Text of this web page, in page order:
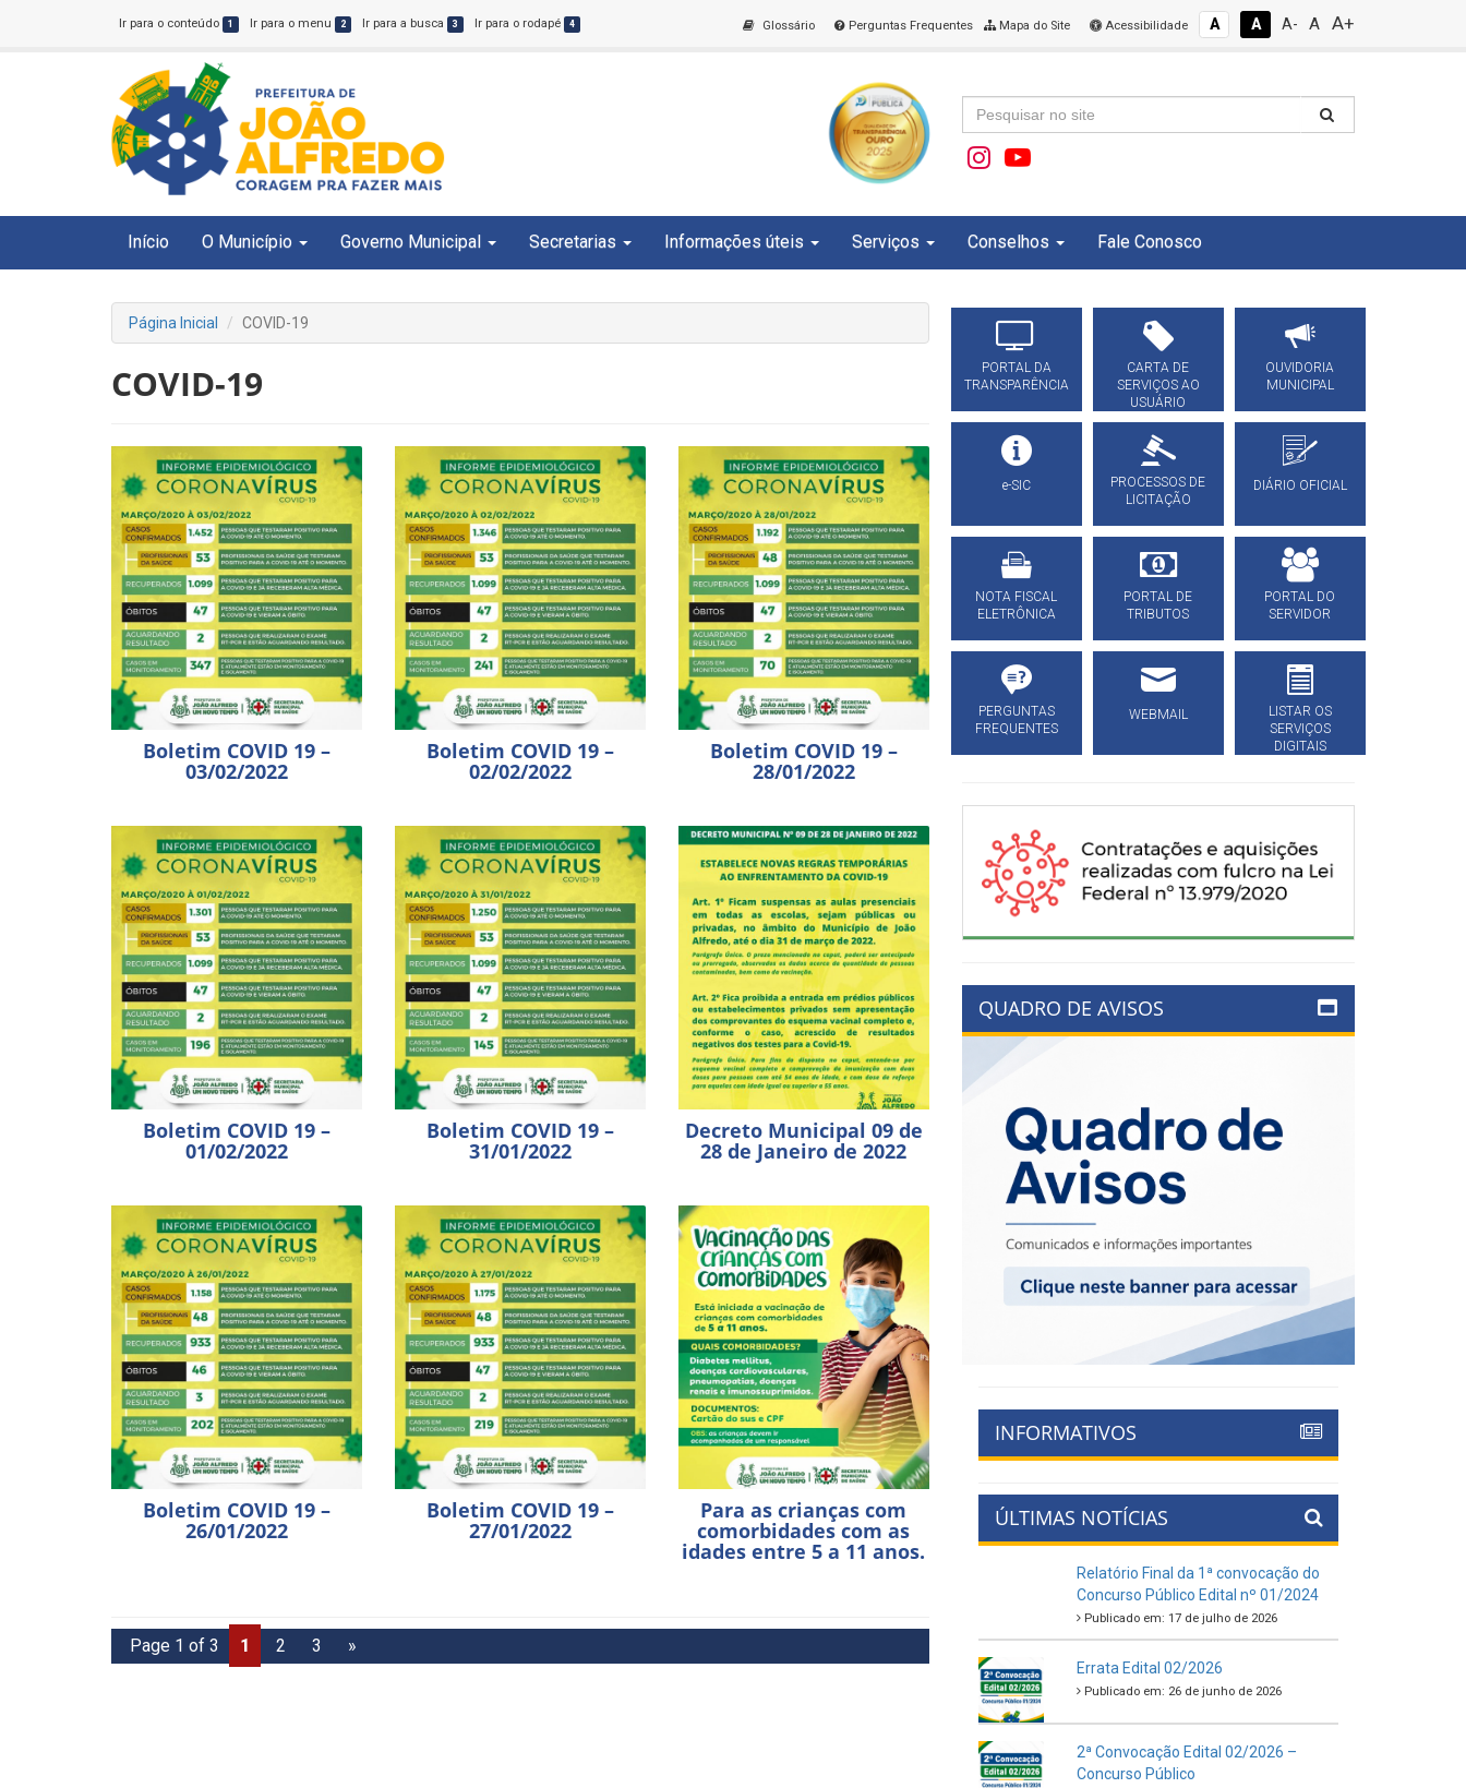
Ir para o conteúdo 1 Ir para o menu 2 Ir para a busca 3 Ir para o rodapé 4 Glossário Perguntas Frequentes Mapa do Site Acessibilidade A A A- A A+
Início O Município Governo Municipal Secretarias Informações úteis Serviços Conselhos Fale Conosco
Página Inicial COVID-19
COVID-19
Boletim COVID 19 –
03/02/2022
Boletim COVID 19 –
02/02/2022
Boletim COVID 19 –
28/01/2022
Boletim COVID 19 –
01/02/2022
Boletim COVID 19 –
31/01/2022
Decreto Municipal 09 de
28 de Janeiro de 2022
Boletim COVID 19 –
26/01/2022
Boletim COVID 19 –
27/01/2022
Para as crianças com
comorbidades com as
idades entre 5 a 11 anos.
Page 1 of 3 1 2 3 »
PORTAL DA
TRANSPARÊNCIA
CARTA DE
SERVIÇOS AO
USUÁRIO
OUVIDORIA
MUNICIPAL
e-SIC
PROCESSOS DE
LICITAÇÃO
DIÁRIO OFICIAL
NOTA FISCAL
ELETRÔNICA
PORTAL DE
TRIBUTOS
PORTAL DO
SERVIDOR
PERGUNTAS
FREQUENTES
WEBMAIL
LISTAR OS
SERVIÇOS
DIGITAIS
QUADRO DE AVISOS
INFORMATIVOS
ÚLTIMAS NOTÍCIAS
Relatório Final da 1ª convocação do
Concurso Público Edital nº 01/2024
Publicado em: 17 de julho de 2026
Errata Edital 02/2026
Publicado em: 26 de junho de 2026
2ª Convocação Edital 02/2026 –
Concurso Público